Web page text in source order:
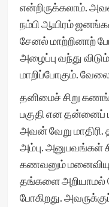
என்றிருக்கலாம்.
நம்பி ஆயிரம்
சேனல் மாற்றினாற்
அழைப்பு வந்து
மாறிப்போகும்.
தனிமைச் சிறு
பகுதி என தன்னைப்
அவன் வேறு
அம்பு. அனுபவங்கள்
கணவனும்
தங்களை அறியாமல்
போகிறது.